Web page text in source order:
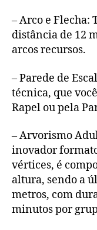
– Arco e Flecha:
distância de 12
arcos recursos.
– Parede de
técnica, que
Rapel ou pela
– Arvorismo
inovador
vértices, é
altura, sendo a
metros, com
minutos por